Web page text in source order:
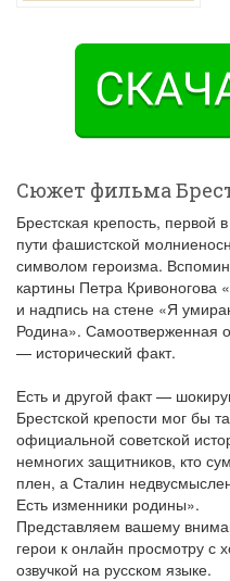
Сюжет фильма
Брестская крепость, первой
пути фашистской
символом героизма.
картины Петра Кривоногова
и надпись на стене «Я
Родина». Самоотверженная
— исторический факт.
Есть и другой факт —
Брестской крепости мог бы
официальной советской
немногих защитников, кто
плен, а Сталин
Есть изменники родины».
Представляем вашему
герои к онлайн просмотру с
озвучкой на русском языке.